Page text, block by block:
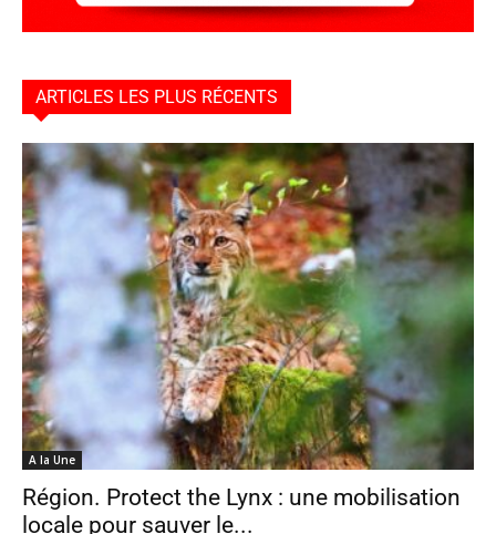
ARTICLES LES PLUS RÉCENTS
A la Une
Région. Protect the Lynx : une mobilisation
locale pour sauver le...